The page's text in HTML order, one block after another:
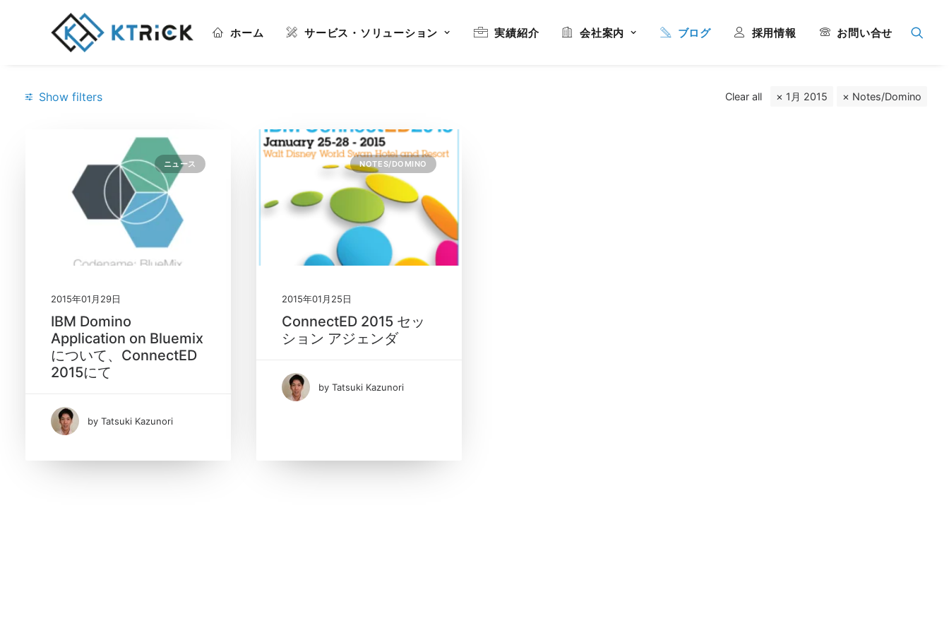
ホーム サービス・ソリューション 実績紹介 会社案内 ブログ 採用情報 お問い合せ
Show filters Clear all 1月 2015 Notes/Domino
Notes/Domino (1)
ニュース (1)
1月 2015 (2)
Tags
IBM ConnectED
ニュース
2015年01月29日
IBM Domino
Application on Bluemix
について、ConnectED
2015にて
by Tatsuki Kazunori
NOTES/DOMINO
2015年01月25日
ConnectED 2015 セッ
ション アジェンダ
by Tatsuki Kazunori